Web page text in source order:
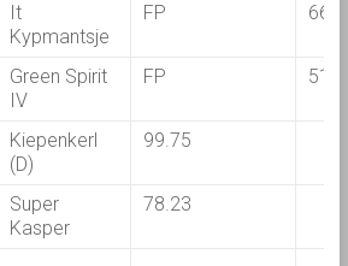
It
Kypmantsje
FP
Green Spirit
IV
FP
Kiepenkerl
(D)
99.75
Super
Kasper
78.23